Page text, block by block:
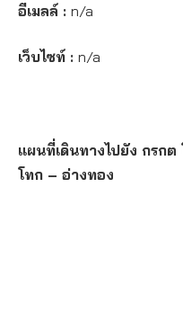
อีเมลล์ : n/a
เว็บไซท์ : n/a
แผนที่เดินทางไปยัง กรก
โทก – อ่างทอง